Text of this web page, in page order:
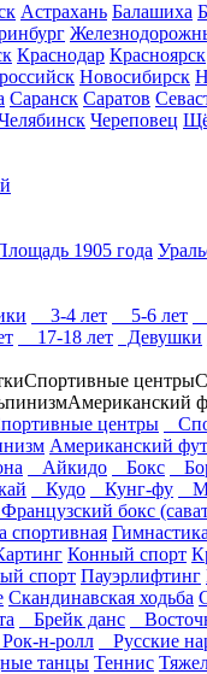
Астрахань Балашиха
Краснодар Красноярск
Новосибирск
Саранск Саратов
Череповец
1905 года
3-4 лет 5-6 лет
17-18 лет Девушки
Спортивные центры
Американский
центры
Американский
Айкидо Бокс
Кудо Кунг-фу
бокс
спортивная
Конный спорт
спорт Пауэрлифтинг
Скандинавская ходьба
Брейк данс
н-ролл Русские
танцы Теннис